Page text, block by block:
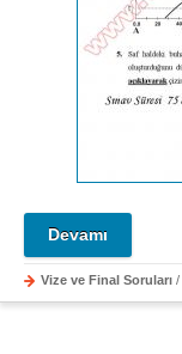
Devamı
Vize ve Final Soruları /